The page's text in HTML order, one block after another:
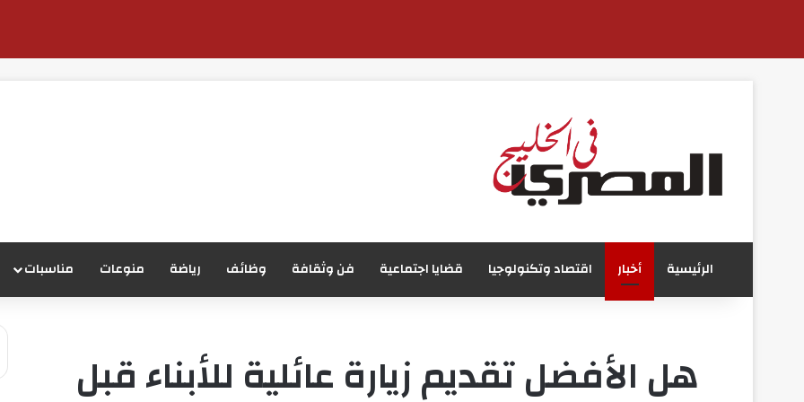
الرئيسية أخبار اقتصاد وتكنولوجيا قضايا اجتماعية فن وثقافة وظائف رياضة منوعات مناسبات
هل الأفضل تقديم زيارة عائلية للأبناء قبل